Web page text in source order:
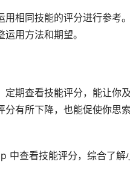
相同技能的评分进行参考
用方法和期望。
期查看技能评分，能让你
有所下降，也能促使你思
中查看技能评分，综合了解